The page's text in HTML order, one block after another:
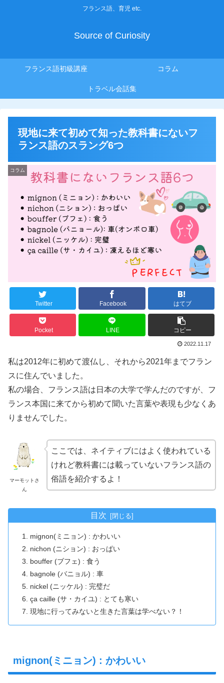
フランス語、育児 etc.
Source of Curiosity
フランス語初級講座 コラム
トラベル会話集
現地に来て初めて知った教科書にないフ
ランス語のスラング6つ
コラム
Twitter Facebook はてブ
Pocket LINE コピー
2022.11.17
私は2012年に初めて渡仏し、それから2021年までフラン
スに住んでいました。
私の場合、フランス語は日本の大学で学んだのですが、フ
ランス本国に来てから初めて聞いた言葉や表現も少なくあ
りませんでした。
マーモットさ
ん
ここでは、ネイティブにはよく使われている
けれど教科書には載っていないフランス語の
俗語を紹介するよ！
目次
mignon(ミニョン) : かわいい
nichon (ニション) : おっぱい
bouffer (ブフェ) : 食う
bagnole (バニョル) : 車
nickel (ニッケル) : 完璧だ
ça caille (サ・カイユ) : とても寒い
現地に行ってみないと生きた言葉は学べない？！
mignon(ミニョン) : かわいい